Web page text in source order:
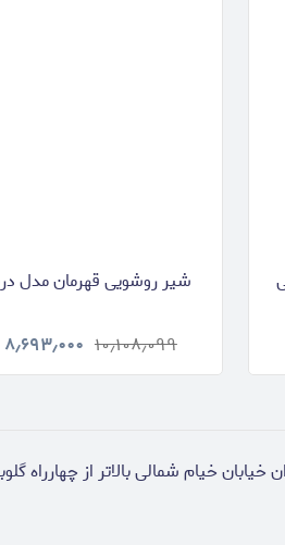
شیر روشویی قهرمان مدل
۱۰٫۱۰۸٫۰۹۹ ۸٫۶۹۳٫۰۰۰
خیام شمالی بالاتر از چهارراه